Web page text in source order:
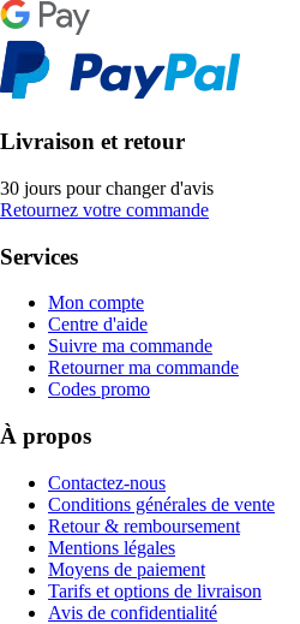
Livraison et retour
30 jours pour changer d'avis
Retournez votre commande
Services
Mon compte
Centre d'aide
Suivre ma commande
Retourner ma commande
Codes promo
À propos
Contactez-nous
Conditions générales de vente
Retour & remboursement
Mentions légales
Moyens de paiement
Tarifs et options de livraison
Avis de confidentialité